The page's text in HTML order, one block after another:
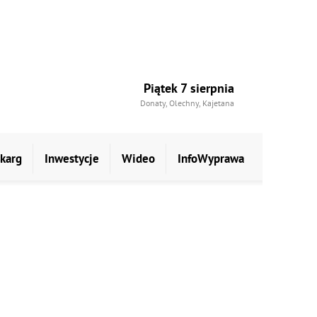
Piątek 7 sierpnia
Donaty, Olechny, Kajetana
Inwestycje Wideo InfoWyprawa